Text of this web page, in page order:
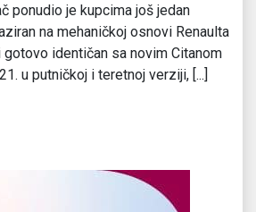
ponudio je kupcima još jedan
na mehaničkoj osnovi Renaulta
gotovo identičan sa novim Citanom
u putničkoj i teretnoj verziji, [...]